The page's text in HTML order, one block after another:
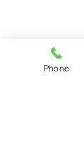
Phone